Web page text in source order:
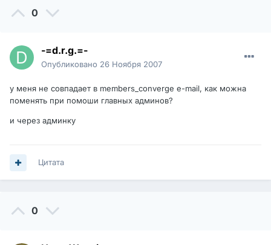
0
-=d.r.g.=-
Опубликовано 26 Ноября 2007
у меня не совпадает в members_converge e-mail, как можна
поменять при помоши главных админов?
и через админку
Цитата
0